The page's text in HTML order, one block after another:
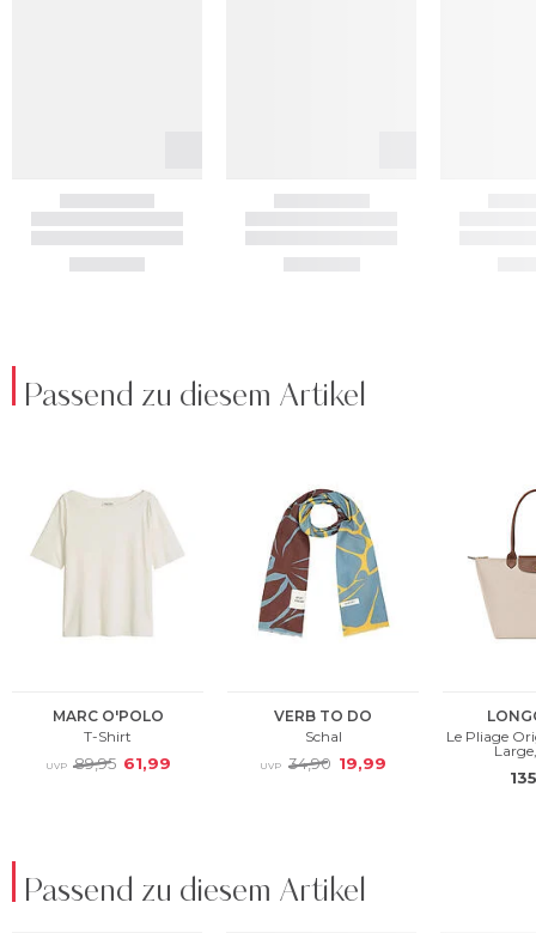
Passend zu diesem Artikel
Passend zu diesem Artikel